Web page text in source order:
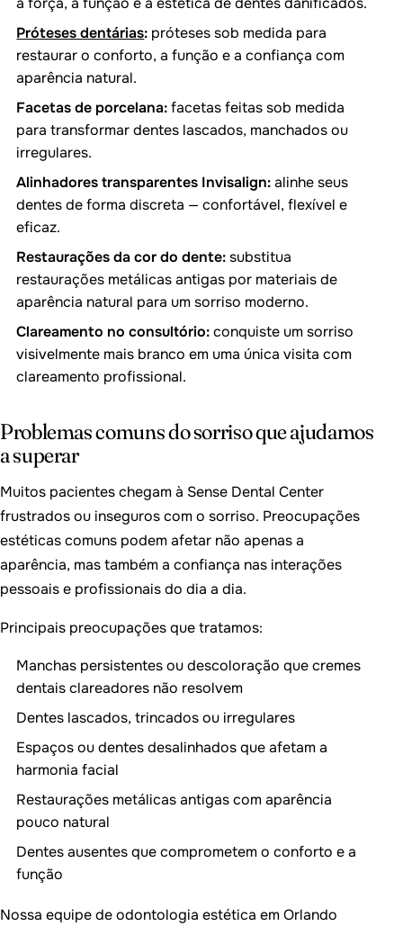
Próteses dentárias: próteses sob medida para
restaurar o conforto, a função e a confiança com
aparência natural.
Facetas de porcelana:facetas feitas sob medida
para transformar dentes lascados, manchados ou
irregulares.
Alinhadores transparentes Invisalign:alinhe seus
dentes de forma discreta — confortável, flexível e
eficaz.
Restaurações da cor do dente:substitua
restaurações metálicas antigas por materiais de
aparência natural para um sorriso moderno.
Clareamento no consultório:conquiste um sorriso
visivelmente mais branco em uma única visita com
clareamento profissional.
Problemas comuns do sorriso que ajudamos
a superar
Muitos pacientes chegam à Sense Dental Center
frustrados ou inseguros com o sorriso. Preocupações
estéticas comuns podem afetar não apenas a
aparência, mas também a confiança nas interações
pessoais e profissionais do dia a dia.
Principais preocupações que tratamos:
Manchas persistentes ou descoloração que cremes
dentais clareadores não resolvem
Dentes lascados, trincados ou irregulares
Espaços ou dentes desalinhados que afetam a
harmonia facial
Restaurações metálicas antigas com aparência
pouco natural
Dentes ausentes que comprometem o conforto e a
função
Nossa equipe de odontologia estética em Orlando